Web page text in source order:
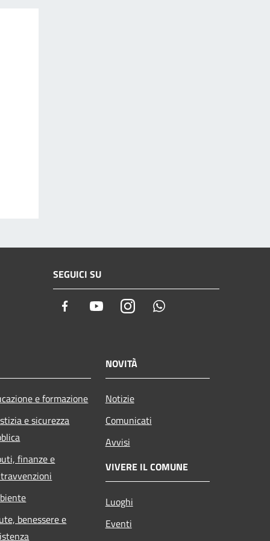
SEGUICI SU
Facebook YoutubeInstagram
e formazione
e sicurezza
finanze e
benessere e
NOVITÀ
Notizie
Comunicati
Avvisi
VIVERE IL COMUNE
Luoghi
Eventi